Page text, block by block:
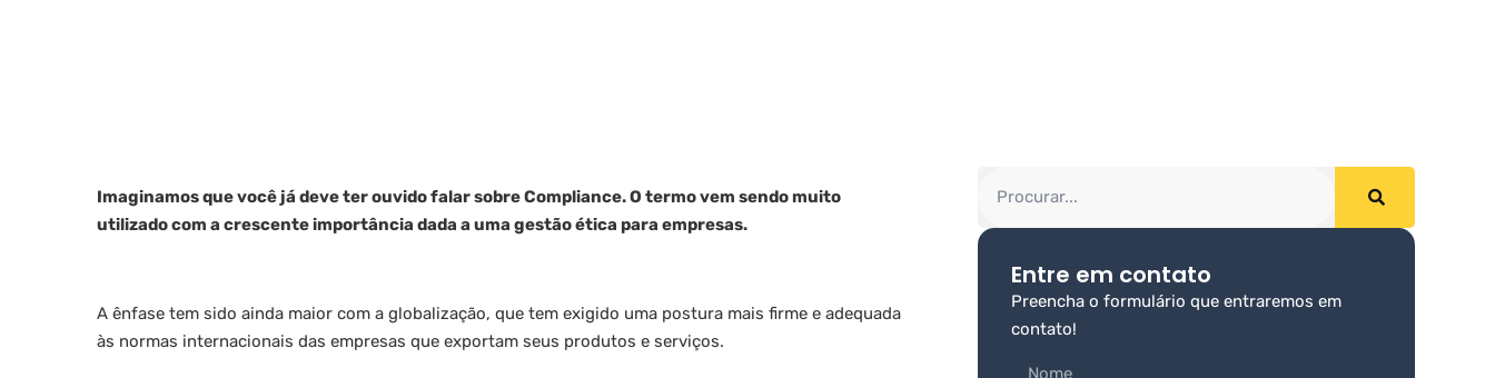
Imaginamos que você já deve ter ouvido falar sobre Compliance. O termo vem sendo muito
utilizado com a crescente importância dada a uma gestão ética para empresas.
A ênfase tem sido ainda maior com a globalização, que tem exigido uma postura mais firme e adequada
às normas internacionais das empresas que exportam seus produtos e serviços.
Entre em contato
Preencha o formulário que entraremos em
contato!